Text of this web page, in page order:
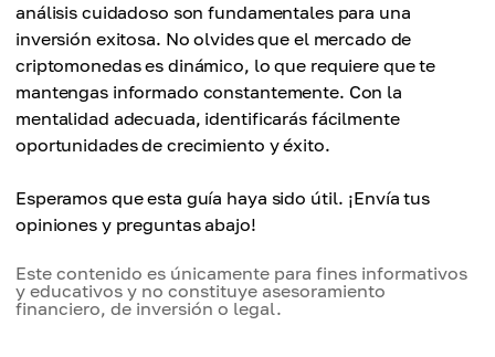
análisis cuidadoso son fundamentales para una
inversión exitosa. No olvides que el mercado de
criptomonedas es dinámico, lo que requiere que te
mantengas informado constantemente. Con la
mentalidad adecuada, identificarás fácilmente
oportunidades de crecimiento y éxito.
Esperamos que esta guía haya sido útil. ¡Envía tus
opiniones y preguntas abajo!
Este contenido es únicamente para fines informativos
y educativos y no constituye asesoramiento
financiero, de inversión o legal.